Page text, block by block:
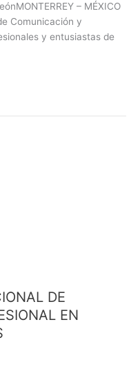
– MÉXICO
Comunicación y
y entusiastas de
DE
EN